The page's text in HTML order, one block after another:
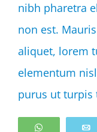
nibh pharetra
non est.
aliquet, lorem
elementum
purus ut turpis
WhatsApp